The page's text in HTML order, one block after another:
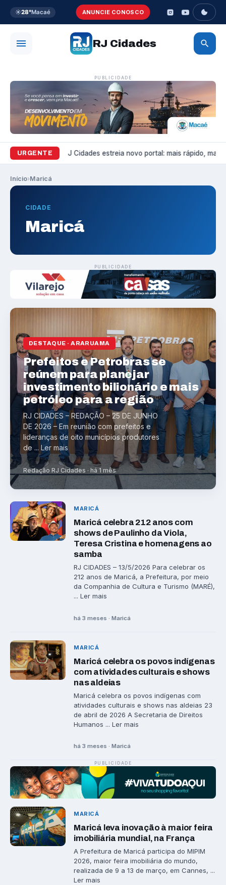
☀️28°Macaé ANUNCIE CONOSCO
RJ Cidades
PUBLICIDADE
URGENTE
Variedades RJ Cidades estreia novo portal: mais rápido, mais
Início›Maricá
CIDADE
Maricá
PUBLICIDADE
DESTAQUE · ARARUAMA
Prefeitos e Petrobras se
reúnem para planejar
investimento bilionário e mais
petróleo para a região
RJ CIDADES – REDAÇÃO – 25 DE JUNHO
DE 2026 – Em reunião com prefeitos e
lideranças de oito municípios produtores
de ... Ler mais
Redação RJ Cidades · há 1 mês
MARICÁ
Maricá celebra 212 anos com
shows de Paulinho da Viola,
Teresa Cristina e homenagens ao
samba
RJ CIDADES – 13/5/2026 Para celebrar os
212 anos de Maricá, a Prefeitura, por meio
da Companhia de Cultura e Turismo (MARÉ),
... Ler mais
há 3 meses · Maricá
MARICÁ
Maricá celebra os povos indígenas
com atividades culturais e shows
nas aldeias
Maricá celebra os povos indígenas com
atividades culturais e shows nas aldeias 23
de abril de 2026 A Secretaria de Direitos
Humanos ... Ler mais
há 3 meses · Maricá
PUBLICIDADE
MARICÁ
Maricá leva inovação à maior feira
imobiliária mundial, na França
A Prefeitura de Maricá participa do MIPIM
2026, maior feira imobiliária do mundo,
realizada de 9 a 13 de março, em Cannes, ...
Ler mais